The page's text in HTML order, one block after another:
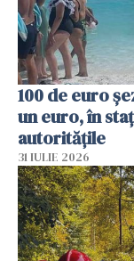
100 de euro
un euro, în
autoritățile
31 IULIE 2026